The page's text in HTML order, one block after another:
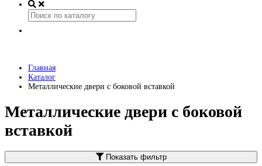
Главная
Каталог
Металлические двери с боковой вставкой
Металлические двери с боковой
вставкой
Показать фильтр